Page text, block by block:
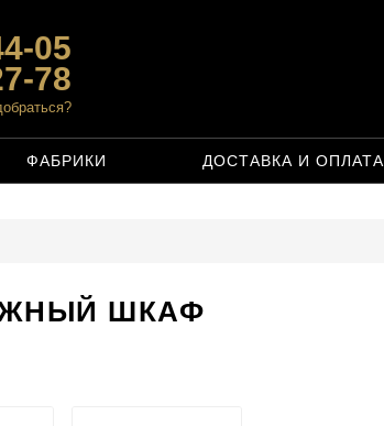
05
78
ФАБРИКИ ДОСТАВКА И ОПЛАТА
ШКАФ